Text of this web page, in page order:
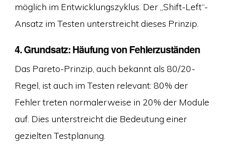
möglich im Entwicklungszyklus. Der „Shift-Left“-
Ansatz im Testen unterstreicht dieses Prinzip.
4. Grundsatz: Häufung von Fehlerzuständen
Das Pareto-Prinzip, auch bekannt als 80/20-
Regel, ist auch im Testen relevant: 80% der
Fehler treten normalerweise in 20% der Module
auf. Dies unterstreicht die Bedeutung einer
gezielten Testplanung.